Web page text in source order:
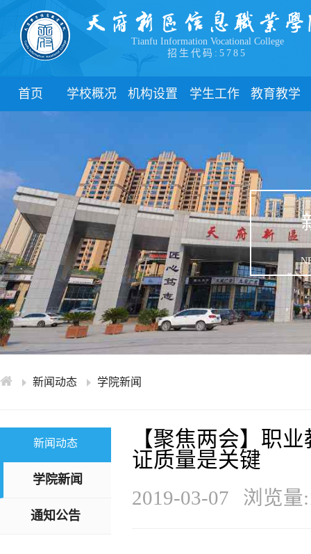
Tianfu Information Vocational College
招生代码:5785
首页 学校概况
学院领导
办学理念
办学特色
校园风貌
机构设置
职能部门
学生工作
新闻动态
团委
管理制度
学生风采
心理健康
学生资助
下载中心
联系我们
教育教学
教学制度
教学通知
教学动态
实践教学
专业建设
课程建设
教学改革
学术交流
新闻动态 学院新闻
新闻动态
学院新闻
通知公告
【聚焦两会】职
证质量是关键
2019-03-07 浏览量